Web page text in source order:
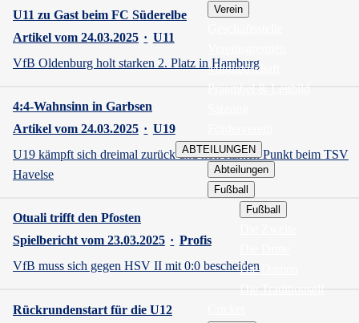
Verein
Mitgliedschaft
Präambel & Leitbild
ABTEILUNGEN
Abteilungen
Fußball
Fußball
Die Damen
Die Traditionself
U11 zu Gast beim FC Süderelbe
Artikel vom 24.03.2025 · U11
VfB Oldenburg holt starken 2. Platz in Hamburg
4:4-Wahnsinn in Garbsen
Artikel vom 24.03.2025 · U19
U19 kämpft sich dreimal zurück und holt starken Punkt beim TSV
Havelse
Otuali trifft den Pfosten
Spielbericht vom 23.03.2025 · Profis
VfB muss sich gegen HSV II mit 0:0 bescheiden
Rückrundenstart für die U12